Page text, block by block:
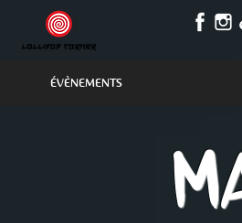
ÉVÈNEMENTS